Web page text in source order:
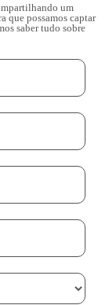
um
que possamos captar
saber tudo sobre